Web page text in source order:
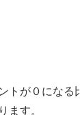
トが０になる
ます。